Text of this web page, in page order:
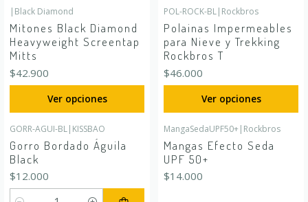
| Black Diamond
Mitones Black Diamond
Heavyweight Screentap
Mitts
$42.900
Ver opciones
POL-ROCK-BL| Rockbros
Polainas Impermeables
para Nieve y Trekking
Rockbros T
$46.000
Ver opciones
GORR-AGUI-BL| KISSBAO
Gorro Bordado Águila
Black
$12.000
MangaSedaUPF50+| Rockbros
Mangas Efecto Seda
UPF 50+
$14.000